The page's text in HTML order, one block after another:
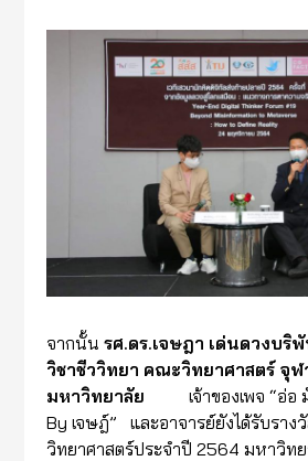
จากนั้นรศ.ดร.เจษฎา เด่นดวงบริ
วิชาชีววิทยา คณะวิทยาศาสตร์ จุ
มหาวิทยาลัย เจ้าของเพจ “อ่อ มั
By เจษฎ์” และอาจารย์ยังได้รับราง
วิทยาศาสตร์ประจำปี 2564 มหาวิท